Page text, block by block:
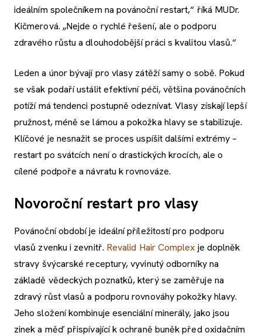
ideálním společníkem na povánoční restart,“ říká MUDr.
Kičmerová. „Nejde o rychlé řešení, ale o podporu
zdravého růstu a dlouhodobější práci s kvalitou vlasů.“
Leden a únor bývají pro vlasy zátěží samy o sobě. Pokud
se však podaří ustálit efektivní péči, většina povánočních
potíží má tendenci postupně odeznívat. Vlasy získají lepší
pružnost, méně se lámou a pokožka hlavy se stabilizuje.
Klíčové je nesnažit se proces uspíšit dalšími extrémy –
restart po svátcích není o drastických krocích, ale o
cílené podpoře a návratu k rovnováze.
Novoroční restart pro vlasy
Povánoční období je ideální příležitostí pro podporu
vlasů zvenku i zevnitř. Revalid Hair Complex je doplněk
stravy švýcarské receptury, vyvinutý odborníky na
základě vědeckých poznatků, který se zaměřuje na
zdravý růst vlasů a podporu rovnováhy pokožky hlavy.
Jeho složení kombinuje esenciální minerály, jako jsou
zinek a měď přispívající k ochraně buněk před oxidačním